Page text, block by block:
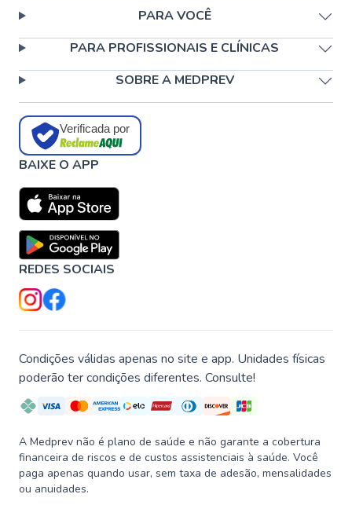
PARA VOCÊ
PARA PROFISSIONAIS E CLÍNICAS
SOBRE A MEDPREV
Verificada por
BAIXE O APP
REDES SOCIAIS
Condições válidas apenas no site e app. Unidades físicas
poderão ter condições diferentes. Consulte!
A Medprev não é plano de saúde e não garante a cobertura
financeira de riscos e de custos assistenciais à saúde. Você
paga apenas quando usar, sem taxa de adesão, mensalidades
ou anuidades.